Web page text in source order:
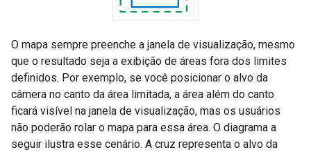
O mapa sempre preenche a janela de visualização, mesmo
que o resultado seja a exibição de áreas fora dos limites
definidos. Por exemplo, se você posicionar o alvo da
câmera no canto da área limitada, a área além do canto
ficará visível na janela de visualização, mas os usuários
não poderão rolar o mapa para essa área. O diagrama a
seguir ilustra esse cenário. A cruz representa o alvo da